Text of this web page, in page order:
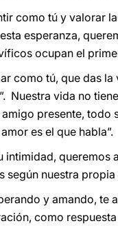
como tú y valorar
esperanza,
ocupan el
como tú, que das
Nuestra vida no
amigo presente, todo
es el que habla”.
intimidad,
según nuestra
y amando, te
como